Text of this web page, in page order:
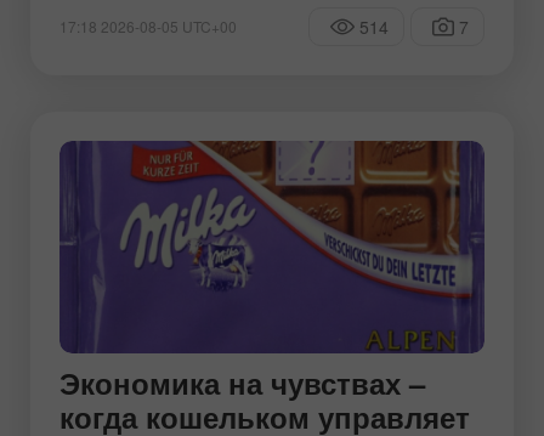
17:18 2026-08-05 UTC+00 514 7
Экономика на чувствах –
когда кошельком управляет